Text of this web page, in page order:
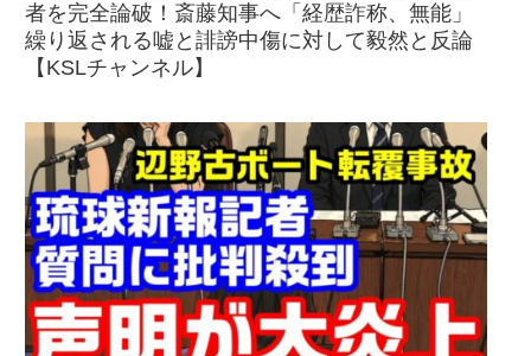
者を完全論破！斎藤知事へ「経歴詐称、無能」
繰り返される嘘と誹謗中傷に対して毅然と反論
【KSLチャンネル】